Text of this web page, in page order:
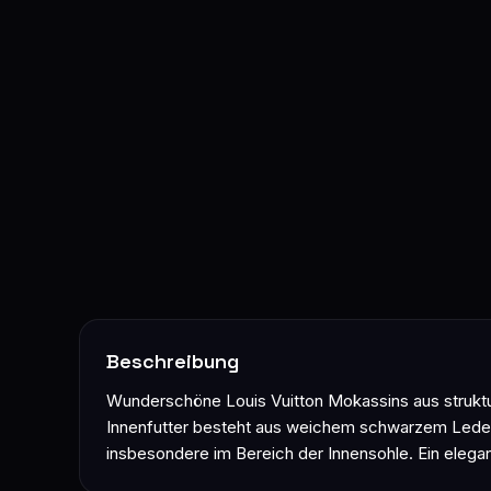
Beschreibung
Wunderschöne Louis Vuitton Mokassins aus
Innenfutter besteht aus weichem schwarzem
insbesondere im Bereich der Innensohle. Ein